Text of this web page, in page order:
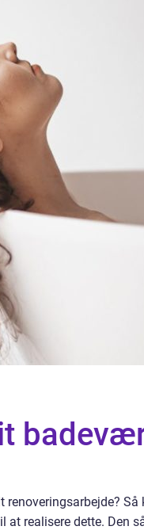
Så
realisere dette. Den